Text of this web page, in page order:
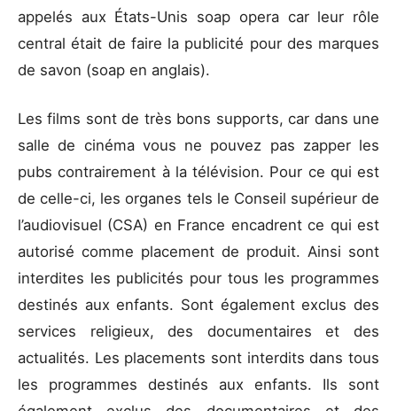
appelés aux États-Unis soap opera car leur rôle
central était de faire la publicité pour des marques
de savon (soap en anglais).
Les films sont de très bons supports, car dans une
salle de cinéma vous ne pouvez pas zapper les
pubs contrairement à la télévision. Pour ce qui est
de celle-ci, les organes tels le Conseil supérieur de
l’audiovisuel (CSA) en France encadrent ce qui est
autorisé comme placement de produit. Ainsi sont
interdites les publicités pour tous les programmes
destinés aux enfants. Sont également exclus des
services religieux, des documentaires et des
actualités. Les placements sont interdits dans tous
les programmes destinés aux enfants. Ils sont